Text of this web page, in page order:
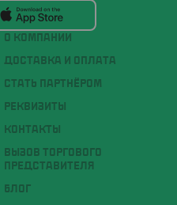
О КОМПАНИИ
ДОСТАВКА И ОПЛАТА
СТАТЬ ПАРТНЁРОМ
РЕКВИЗИТЫ
КОНТАКТЫ
ВЫЗОВ ТОРГОВОГО
ПРЕДСТАВИТЕЛЯ
БЛОГ